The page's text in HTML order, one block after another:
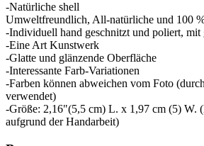
-Natürliche shell
Umweltfreundlich, All-natürliche und 100
-Individuell hand geschnitzt und poliert, mit
-Eine Art Kunstwerk
-Glatte und glänzende Oberfläche
-Interessante Farb-Variationen
-Farben können abweichen vom Foto
verwendet)
-Größe: 2,16"(5,5 cm) L. x 1,97 cm (5) W.
aufgrund der Handarbeit)